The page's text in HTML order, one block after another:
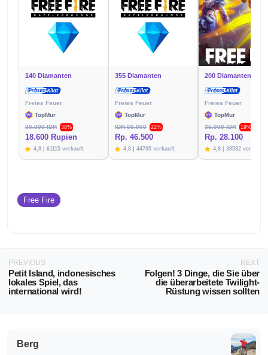
140 Diamanten
Freies Feuer
TopMur
30.000 IDR
38%
18.600 Rupien
4,8 | 61115 verkauft
355 Diamanten
Freies Feuer
TopMur
IDR 60.000
22%
Rp. 46.500
4,8 | 44705 verkauft
200 Diamanten (+10)
Freies Feuer
TopMur
35.000 IDR
19%
Rp. 28.100
4,8 | 39582 verkauft
Free Fire
PREVIOUS
Petit Island, indonesisches
lokales Spiel, das
international wird!
NEXT
Folgen! 3 Dinge, die Sie über
die überarbeitete Twilight-
Rüstung wissen sollten
Berg